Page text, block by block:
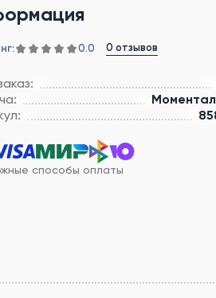
0.0 0 отзывов
способы оплаты